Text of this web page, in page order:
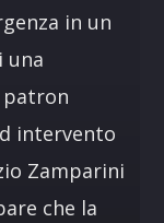
in un
una
patron
intervento
Zamparini
che la